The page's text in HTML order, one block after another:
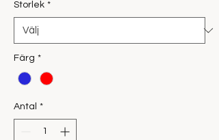
Storlek *
Färg *
Antal *